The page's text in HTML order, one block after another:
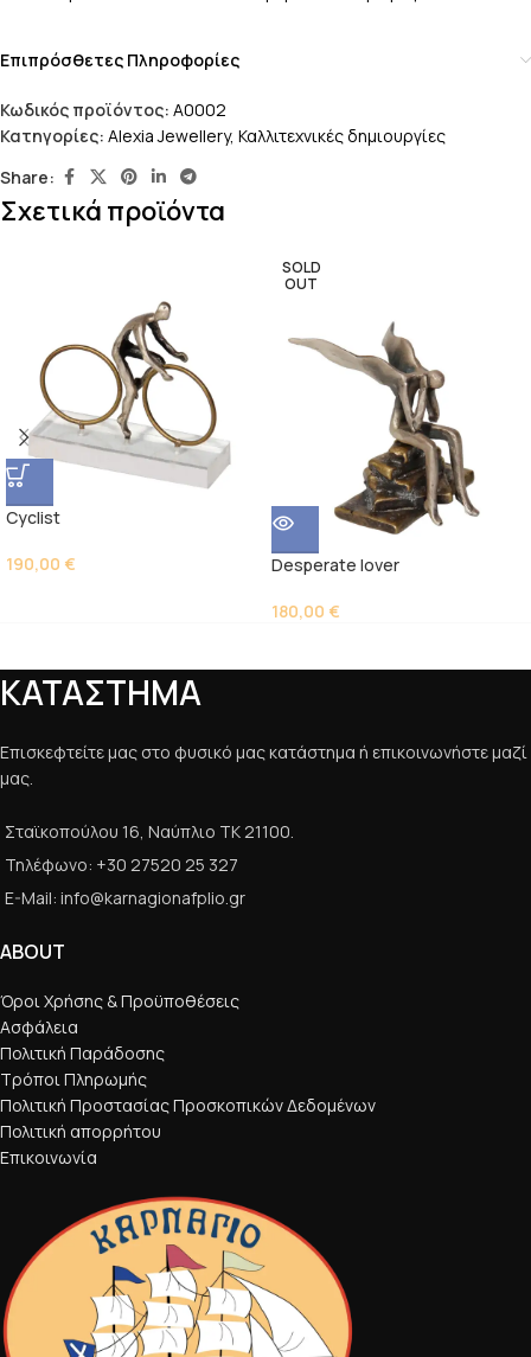
Επιπρόσθετες Πληροφορίες
Κωδικός προϊόντος: Α0002
Κατηγορίες: Alexia Jewellery, Καλλιτεχνικές δημιουργίες
Share:
Σχετικά προϊόντα
Cyclist
190,00 €
SOLD
OUT
Desperate lover
180,00 €
ΚΑΤΑΣΤΗΜΑ
Επισκεφτείτε μας στο φυσικό μας κατάστημα ή επικοινωνήστε μαζί
μας.
Σταϊκοπούλου 16, Ναύπλιο ΤΚ 21100.
Τηλέφωνο: +30 27520 25 327
E-Mail: info@karnagionafplio.gr
ABOUT
Όροι Χρήσης & Προϋποθέσεις
Ασφάλεια
Πολιτική Παράδοσης
Τρόποι Πληρωμής
Πολιτική Προστασίας Προσκοπικών Δεδομένων
Πολιτική απορρήτου
Επικοινωνία